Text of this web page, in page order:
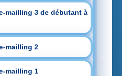
mailling 3 de débutant à
mailling 2
mailling 1